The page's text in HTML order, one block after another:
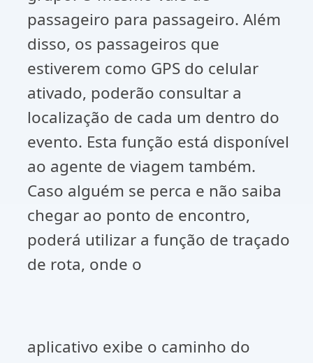
passageiro para passageiro. Além
disso, os passageiros que
estiverem como GPS do celular
ativado, poderão consultar a
localização de cada um dentro do
evento. Esta função está disponível
ao agente de viagem também.
Caso alguém se perca e não saiba
chegar ao ponto de encontro,
poderá utilizar a função de traçado
de rota, onde o
aplicativo exibe o caminho do